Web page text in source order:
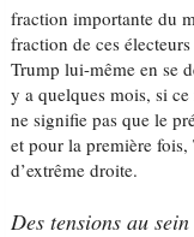
fraction importante du
fraction de ces
Trump lui-même en se
y a quelques mois, si
ne signifie pas que le
et pour la première
d’extrême droite.
Des tensions au